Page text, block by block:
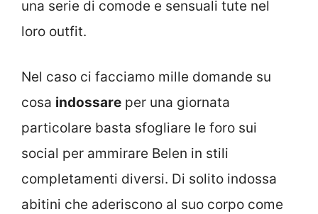
una serie di comode e sensuali tute nel
loro outfit.
Nel caso ci facciamo mille domande su
cosa indossare per una giornata
particolare basta sfogliare le foro sui
social per ammirare Belen in stili
completamenti diversi. Di solito indossa
abitini che aderiscono al suo corpo come